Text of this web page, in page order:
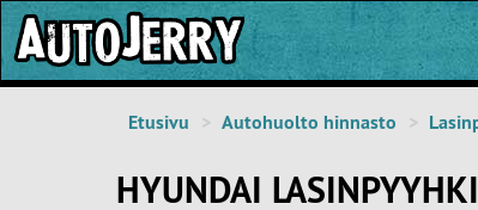
Etusivu Autohuolto hinnasto
HYUNDAI